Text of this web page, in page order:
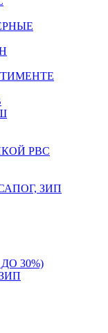
РВС
ЗИП
30%)